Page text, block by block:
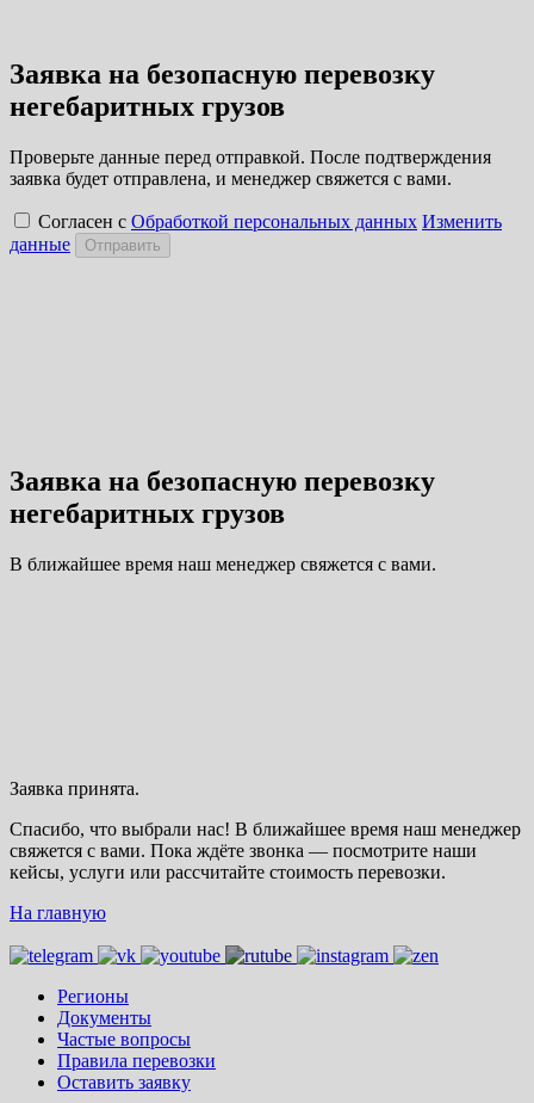
Заявка на безопасную перевозку
негебаритных грузов
Проверьте данные перед отправкой. После подтверждения
заявка будет отправлена, и менеджер свяжется с вами.
Согласен с Обработкой персональных данных Изменить
данные
Отправить
Заявка на безопасную перевозку
негебаритных грузов
В ближайшее время наш менеджер свяжется с вами.
Заявка принята.
Спасибо, что выбрали нас! В ближайшее время наш менеджер
свяжется с вами. Пока ждёте звонка — посмотрите наши
кейсы, услуги или рассчитайте стоимость перевозки.
На главную
Регионы
Документы
Частые вопросы
Правила перевозки
Оставить заявку